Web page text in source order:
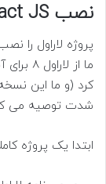
نصب React JS را در لاراول
پروژه لاراول را
ما از
کرد (و ما این
شدت توصیه می
ابتدا یک پروژه